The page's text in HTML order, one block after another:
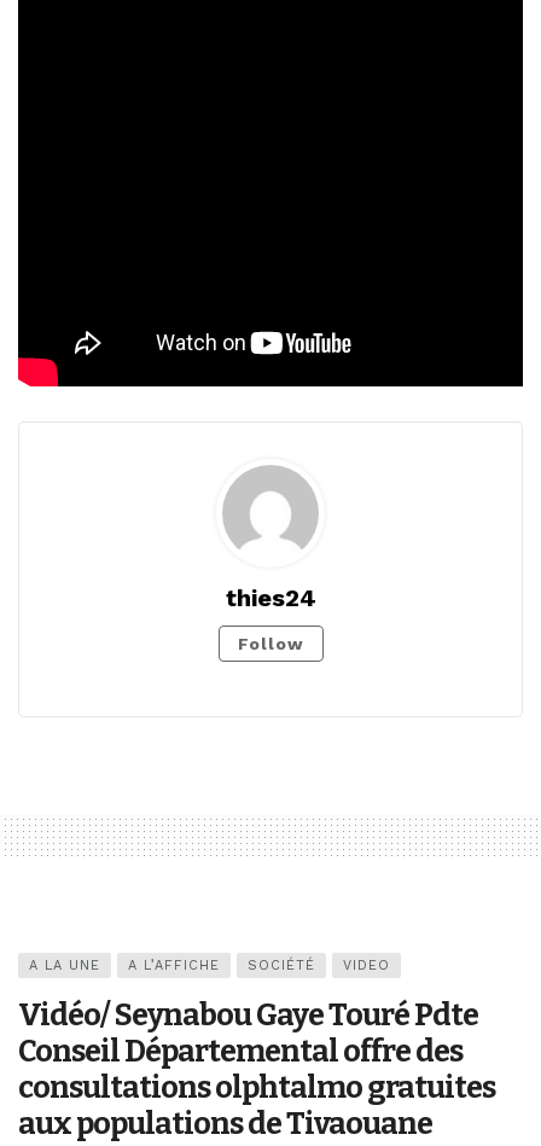
thies24
Follow
A LA UNE A L’AFFICHE SOCIÉTÉ VIDEO
Vidéo/ Seynabou Gaye Touré Pdte
Conseil Départemental offre des
consultations olphtalmo gratuites
aux populations de Tivaouane